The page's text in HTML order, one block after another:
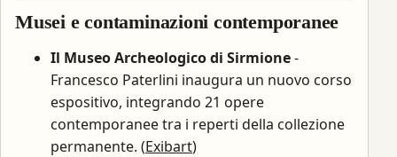
Musei e contaminazioni contemporanee
Il Museo Archeologico di Sirmione-
Francesco Paterlini inaugura un nuovo corso
espositivo, integrando 21 opere
contemporanee tra i reperti della collezione
permanente. (Exibart)